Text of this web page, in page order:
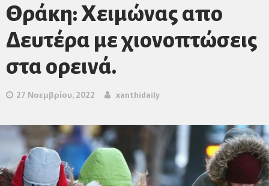
Θράκη: Χειμώνας απο
Δευτέρα με χιονοπτώσεις
στα ορεινά.
27 Νοεμβρίου, 2022 xanthidaily